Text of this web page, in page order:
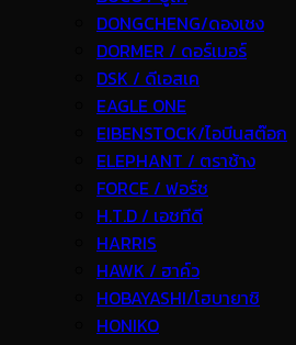
DONGCHENG/ดองเชง
DORMER / ดอร์เมอร์
DSK / ดีเอสเค
EAGLE ONE
EIBENSTOCK/ไอบีนสต๊อก
ELEPHANT / ตราช้าง
FORCE / ฟอร์ช
H.T.D / เอชทีดี
HARRIS
HAWK / ฮาค์ว
HOBAYASHI/โฮบายาชิ
HONIKO